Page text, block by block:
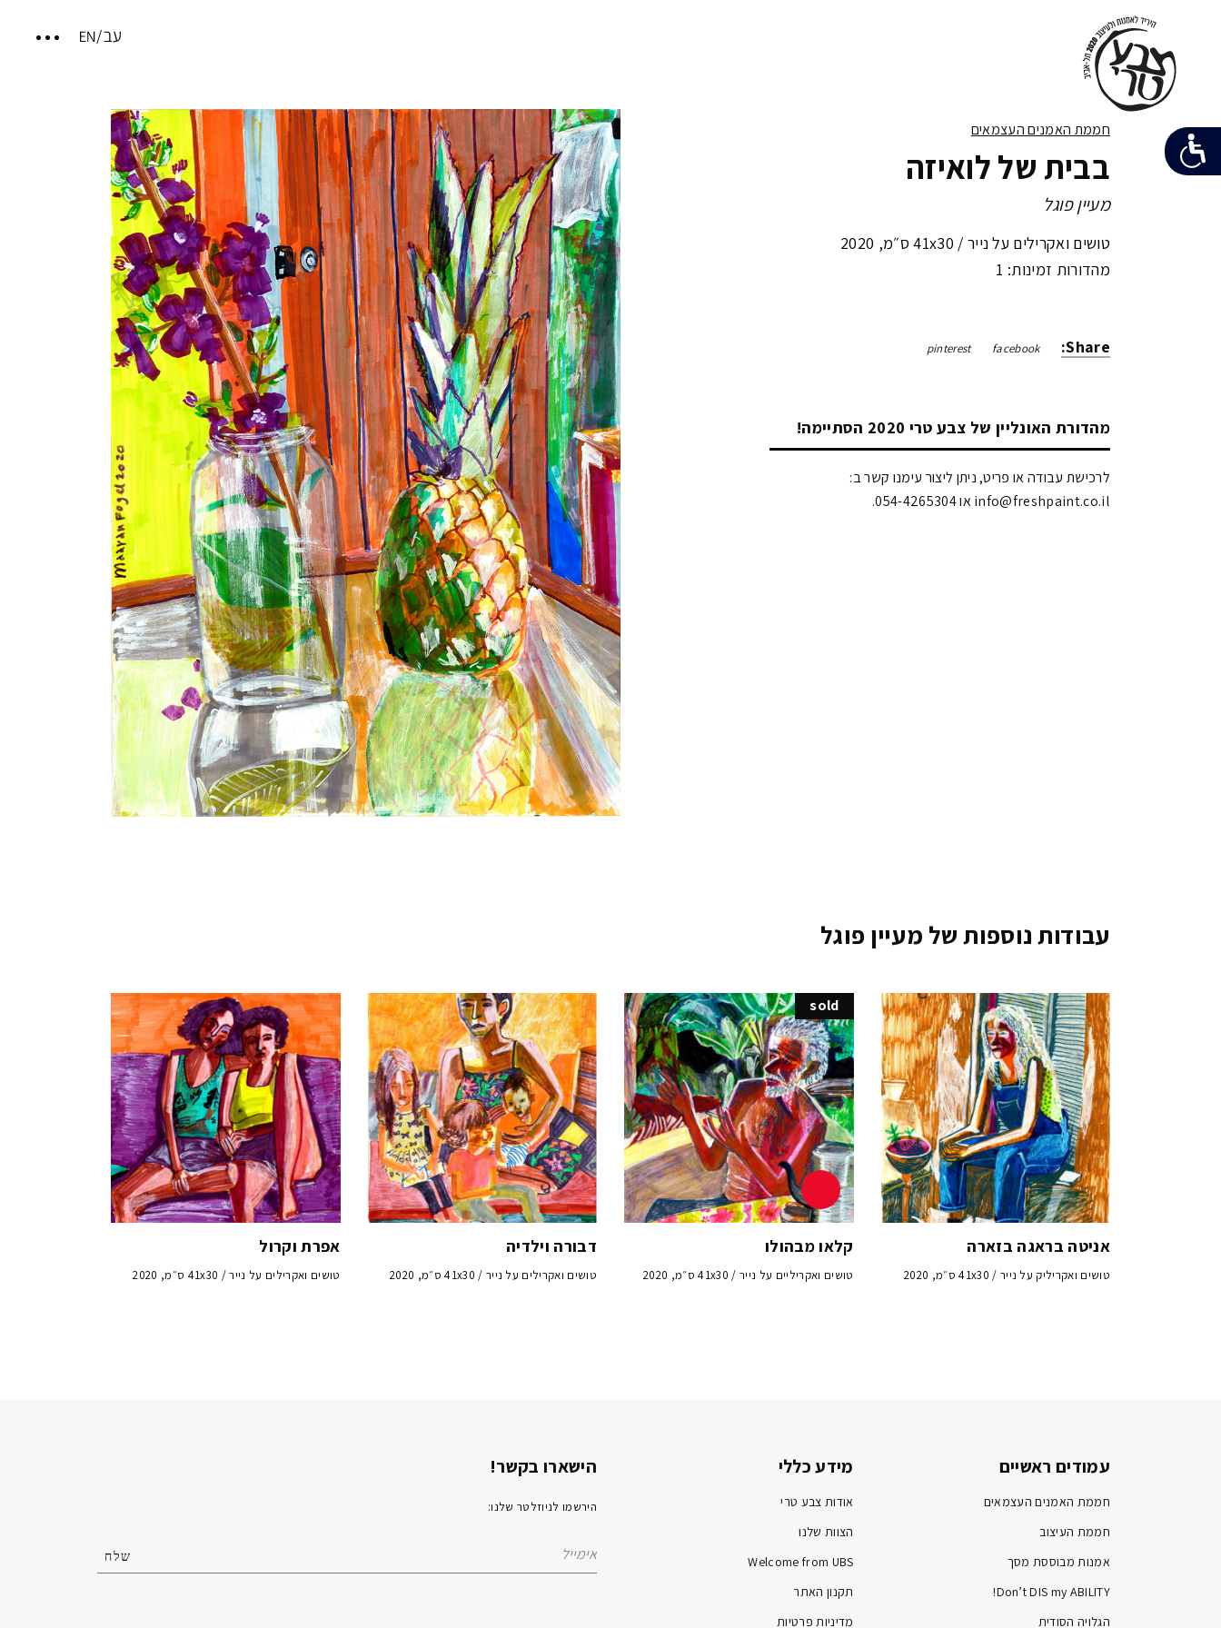
חממת האמנים העצמאים
בבית של לואיזה
מעיין פוגל
טושים ואקרילים על נייר / 41x30 ס״מ ,
מהדורות זמינות: 1
Share:
facebook
pinterest
מהדורת האונליין של צבע טרי 2020 הסתיימה!
לרכישת עבודה או פריט, ניתן ליצור עימנו קשר ב:
info@freshpaint.co.il‏ או 054-4265304.
עבודות נוספות של מעיין פוגל
אניטה בראגה בזארה
טושים ואקריליק על נייר / 41x30 ס״מ, 2020
sold
קלאו מבהולו
טושים ואקריליים על נייר / 41x30 ס״מ, 2020
דבורה וילדיה
טושים ואקרילים על נייר / 41x30 ס״מ, 2020
אפרת וקרול
טושים ואקרילים על נייר / 41x30 ס״מ, 2020
עמודים ראשיים
חממת האמנים העצמאים
חממת העיצוב
אמנות מבוססת מסך
Don’t DIS my ABILITY!
הגלויה הסודית
מידע כללי
אודות צבע טרי
הצוות שלנו
Welcome from UBS
תקנון האתר
מדיניות פרטיות
הישארו בקשר!
הירשמו לניוזלטר שלנו: